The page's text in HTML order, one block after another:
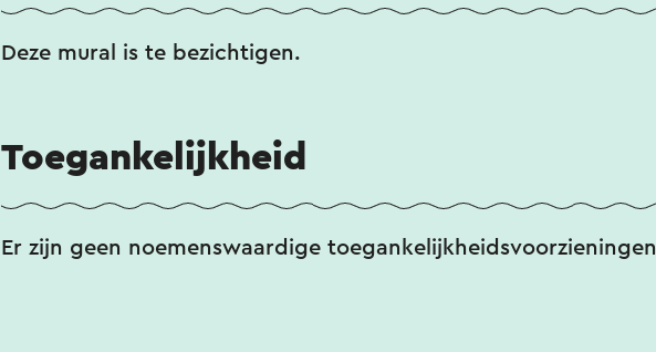
Deze mural is te bezichtigen.
Toegankelijkheid
Er zijn geen noemenswaardige toegankelijkheidsvoorzieningen